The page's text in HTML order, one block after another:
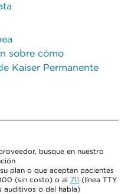
sobre cómo
Kaiser Permanente
busque en nuestro
plan o que aceptan pacientes
(sin costo) o al 711 (línea TTY
auditivos o del habla)